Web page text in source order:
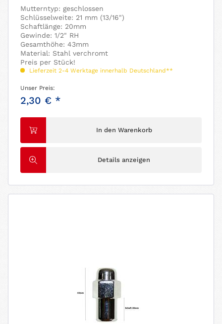
Mutterntyp: geschlossen
Schlüsselweite: 21 mm (13/16")
Schaftlänge: 20mm
Gewinde: 1/2" RH
Gesamthöhe: 43mm
Material: Stahl verchromt
Preis per Stück!
Lieferzeit 2-4 Werktage innerhalb Deutschland**
Unser Preis:
2,30 € *
In den Warenkorb
Details anzeigen